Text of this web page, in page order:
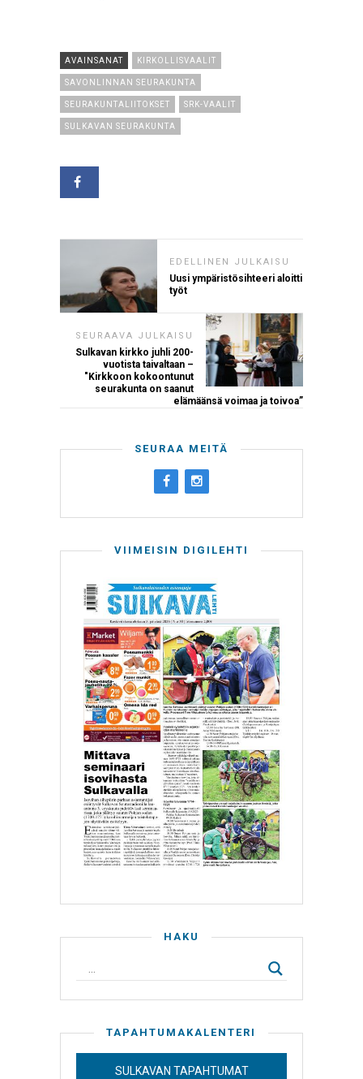
AVAINSANAT KIRKOLLISVAALIT
SAVONLINNAN SEURAKUNTA
SEURAKUNTALIITOKSET SRK-VAALIT
SULKAVAN SEURAKUNTA
EDELLINEN JULKAISU
Uusi ympäristösihteeri aloitti
työt
SEURAAVA JULKAISU
Sulkavan kirkko juhli 200-
vuotista taivaltaan –
"Kirkkoon kokoontunut
seurakunta on saanut
elämäänsä voimaa ja toivoa”
SEURAA MEITÄ
VIIMEISIN DIGILEHTI
HAKU
TAPAHTUMAKALENTERI
SULKAVAN TAPAHTUMAT